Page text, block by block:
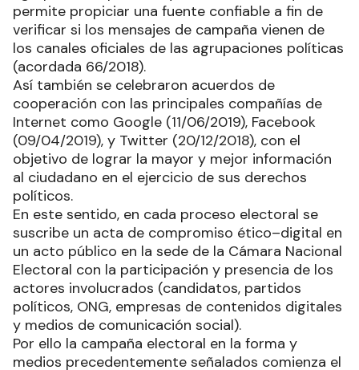
permite propiciar una fuente confiable a fin de
verificar si los mensajes de campaña vienen de
los canales oficiales de las agrupaciones políticas
(acordada 66/2018).
Así también se celebraron acuerdos de
cooperación con las principales compañías de
Internet como Google (11/06/2019), Facebook
(09/04/2019), y Twitter (20/12/2018), con el
objetivo de lograr la mayor y mejor información
al ciudadano en el ejercicio de sus derechos
políticos.
En este sentido, en cada proceso electoral se
suscribe un acta de compromiso ético–digital en
un acto público en la sede de la Cámara Nacional
Electoral con la participación y presencia de los
actores involucrados (candidatos, partidos
políticos, ONG, empresas de contenidos digitales
y medios de comunicación social).
Por ello la campaña electoral en la forma y
medios precedentemente señalados comienza el